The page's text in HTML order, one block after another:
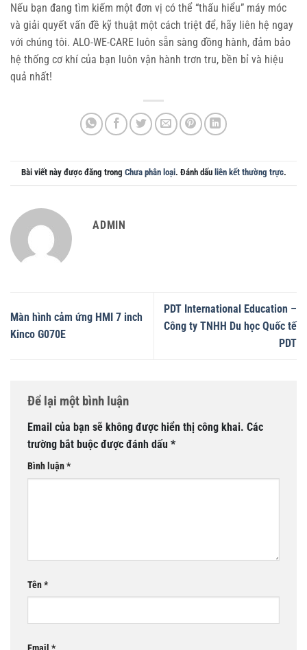
Nếu bạn đang tìm kiếm một đơn vị có thể “thấu hiểu” máy móc
và giải quyết vấn đề kỹ thuật một cách triệt để, hãy liên hệ ngay
với chúng tôi. ALO-WE-CARE luôn sẵn sàng đồng hành, đảm bảo
hệ thống cơ khí của bạn luôn vận hành trơn tru, bền bỉ và hiệu
quả nhất!
Bài viết này được đăng trong Chưa phân loại. Đánh dấu liên kết thường trực.
ADMIN
Màn hình cảm ứng HMI 7 inch
Kinco G070E
PDT International Education –
Công ty TNHH Du học Quốc tế
PDT
Để lại một bình luận
Email của bạn sẽ không được hiển thị công khai. Các
trường bắt buộc được đánh dấu *
Bình luận*
Tên*